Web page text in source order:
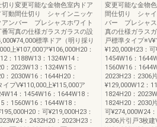
り変更可能な金物色室内ドア
可動間仕切り シャインニッケ
ンバー プレシャスホワイト
写真の仕様ガラスガラスの設
標準ドア（明り採り
上¥107,000ア¥106,000H20：
：1188W13：1324W14：
：2023W13：1324W15：
：2030W16：1644H20：
プV¥110,000上¥115,000ア
：1454W16：1644W18：
：1560W16：1644W18：
：可¥219,000H23：
：2432H20：2023H23：
変更可能な金物
間仕切り シャ
バー プレシャス
真の仕様ガラス
戸標準タイプ
¥120,000H23：
1454W16：
1560W16：
2023H23：2306
¥129,000W12：
1824H20：
1824H20：2030
可¥274,000W24
2306片引戸3枚